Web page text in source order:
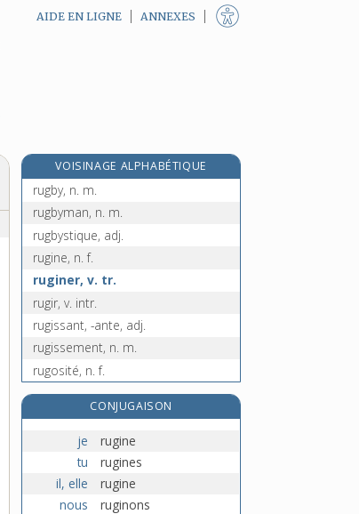
AIDE EN LIGNE ANNEXES
VOISINAGE ALPHABÉTIQUE
ruflette, n. f.
rugby, n. m.
rugbyman, n. m.
rugbystique, adj.
rugine, n. f.
ruginer, v. tr.
rugir, v. intr.
rugissant, -ante, adj.
rugissement, n. m.
rugosité, n. f.
rugueux, -euse, adj. et n.
ruilée, n. f.[8eédition]
ruine, n. f.
ruine-de-Rome, n. f.
ruiner, v. tr.
CONJUGAISON
je
rugine
tu
rugines
il, elle
rugine
nous
ruginons